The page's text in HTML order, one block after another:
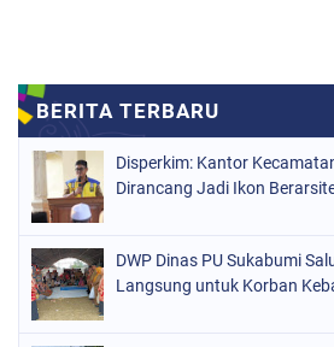
Disperkim: Kantor
Dirancang Jadi Ikon
DWP Dinas PU Sukabumi
Langsung untuk Korban